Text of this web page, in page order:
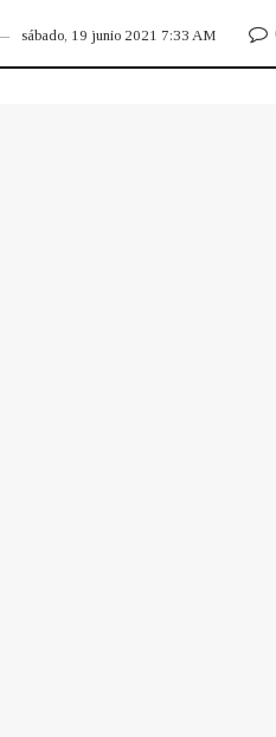
sábado, 19 junio 2021 7:33 AM